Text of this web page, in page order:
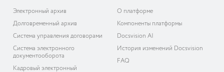
Электронный архив
Долговременный архив
Система управления договорами
Система электронного
документооборота
Кадровый электронный
О платформе
Компоненты платформы
Docsvision AI
История изменений Docsvision
FAQ